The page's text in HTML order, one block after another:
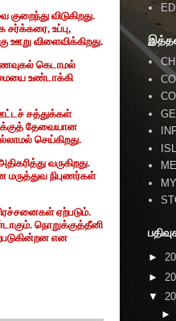
குறைந்து விடுகிறது.
சர்க்கரை, உப்பு,
ஊறு விளைவிக்கிறது.
கெடாமல்
உண்டாக்கி
சத்துக்கள்
தேவையான
செய்கிறது.
வருகிறது.
மருத்துவ நிபுணர்கள்
ஏற்படும்.
நொறுக்குத்தீனி
என
►
►
▼
►